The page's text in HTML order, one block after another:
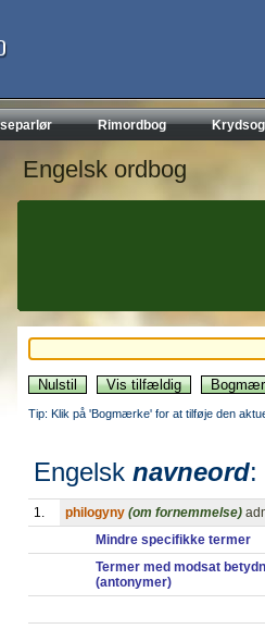
Rimordbog
Engelsk ordbog
Tip: Klik på 'Bogmærke' for at tilføje den
Engelsk navneord:
1. philogyny (om fornemmelse)
Mindre specifikke termer
Termer med modsat
(antonymer)